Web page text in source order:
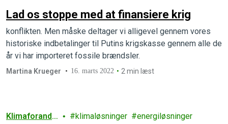
Lad os stoppe med at finansiere krig
konflikten. Men måske deltager vi alligevel gennem vores
historiske indbetalinger til Putins krigskasse gennem alle de
år vi har importeret fossile brændsler.
Martina Krueger 16. marts 2022 2 min læst
Klimaforandri
klimaløsninger
energiløsninger